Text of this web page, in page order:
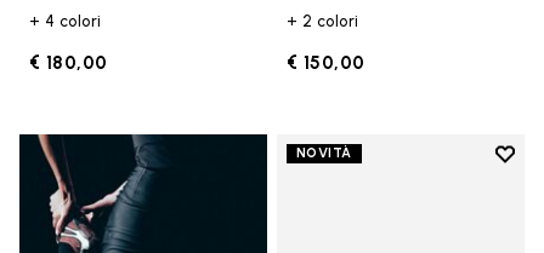
+ 4 colori
€ 180,00
+ 2 colori
€ 150,00
NOVITÀ
Add